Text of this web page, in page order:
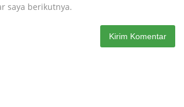
saya berikutnya.